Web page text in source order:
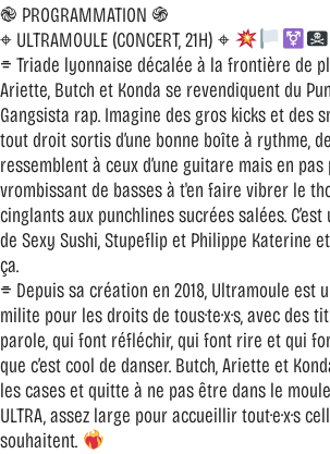
֎ PROGRAMMATION ֍
⌖ ULTRAMOULE (CONCERT, 21H) ⌖
⌯ Triade lyonnaise décalée à la frontière de
Ariette, Butch et Konda se revendiquent du
Gangsista rap. Imagine des gros kicks et des
tout droit sortis d’une bonne boîte à rythme,
ressemblent à ceux d’une guitare mais en
vrombissant de basses à t'en faire vibrer le
cinglants aux punchlines sucrées salées.
de Sexy Sushi, Stupeflip et Philippe Katerine
ça.
⌯ Depuis sa création en 2018, Ultramoule est
milite pour les droits de tous·te·x·s, avec des
parole, qui font réfléchir, qui font rire et qui
que c’est cool de danser. Butch, Ariette et
les cases et quitte à ne pas être dans le
ULTRA, assez large pour accueillir tout·e·x·s
souhaitent.